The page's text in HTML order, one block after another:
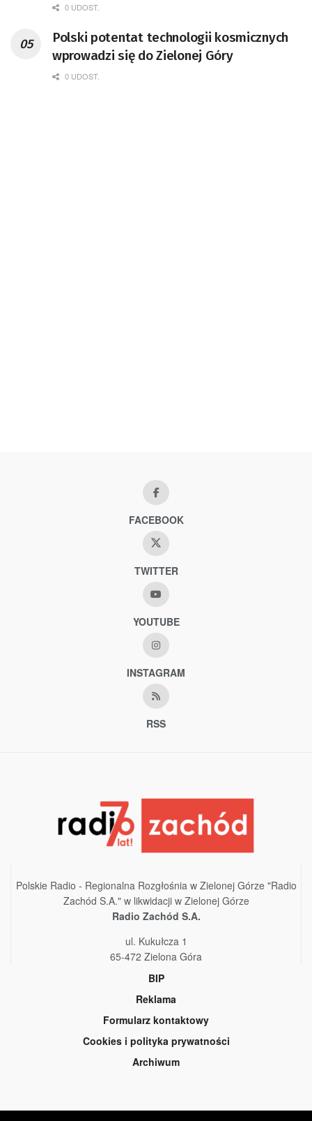
0 UDOST.
Polski potentat technologii kosmicznych
wprowadzi się do Zielonej Góry
0 UDOST.
FACEBOOK
TWITTER
YOUTUBE
INSTAGRAM
RSS
Polskie Radio - Regionalna Rozgłośnia w Zielonej Górze "Radio
Zachód S.A." w likwidacji w Zielonej Górze
Radio Zachód S.A.
ul. Kukułcza 1
65-472 Zielona Góra
BIP
Reklama
Formularz kontaktowy
Cookies i polityka prywatności
Archiwum